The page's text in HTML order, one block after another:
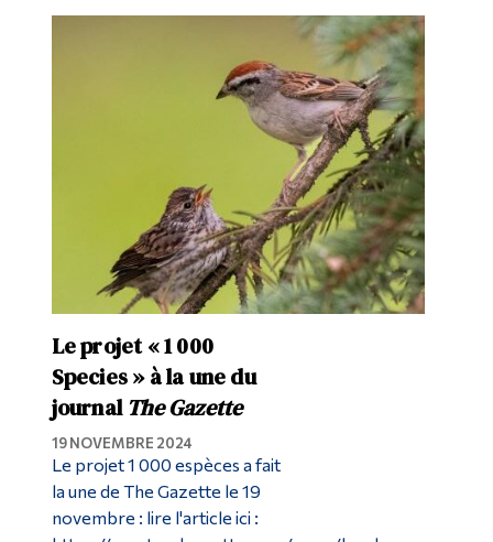
Le projet « 1 000
Species » à la une du
journal The Gazette
19 NOVEMBRE 2024
Le projet 1 000 espèces a fait
la une de The Gazette le 19
novembre : lire l'article ici :